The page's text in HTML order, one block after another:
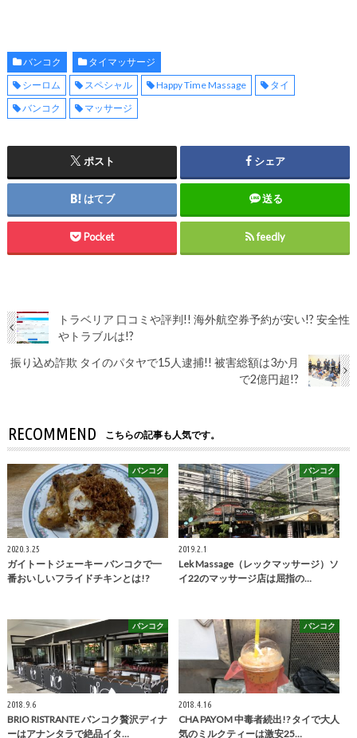
バンコク
タイマッサージ
シーロム
スペシャル Happy Time Massage
タイ
バンコク
マッサージ
ポスト シェア
はてブ 送る
Pocket feedly
トラベリア 口コミや評判!! 海外航空券予約が安い!? 安全性
やトラブルは!?
振り込め詐欺 タイのパタヤで15人逮捕!! 被害総額は3か月
で2億円超!?
RECOMMEND こちらの記事も人気です。
バンコク
2020.3.25
ガイトートジェーキー バンコクで一
番おいしいフライドチキンとは!?
バンコク
2019.2.1
Lek Massage（レックマッサージ）ソ
イ22のマッサージ店は屈指の…
バンコク
2018.9.6
BRIO RISTRANTE バンコク贅沢ディナ
ーはアナンタラで絶品イタ…
バンコク
2018.4.16
CHA PAYOM 中毒者続出!? タイで大人
気のミルクティーは激安25…